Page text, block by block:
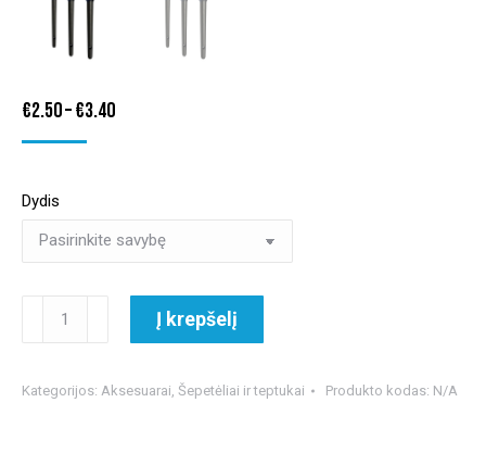
€2.50–€3.40Price
€3.40
Dydis
Round
Į krepšelį
Kategorijos: Aksesuarai Šepetėliai ir teptukai Produkto kodas: N/A